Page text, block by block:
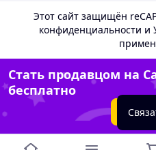
Этот сайт защищён
конфиденциальности и
Стать продавцом на
бесплатно